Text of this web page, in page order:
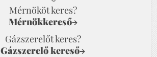
Mérnököt keres?
Mérnökkereső→
Gázszerelőt keres?
Gázszerelő kereső→